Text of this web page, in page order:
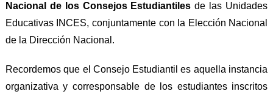
Nacional de los Consejos Estudiantiles de las Unidades
Educativas INCES, conjuntamente con la Elección Nacional
de la Dirección Nacional.
Recordemos que el Consejo Estudiantil es aquella instancia
organizativa y corresponsable de los estudiantes inscritos